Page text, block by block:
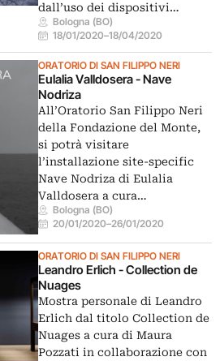
dall’uso dei dispositivi…
Bologna (BO)
18/01/2020–18/04/2020
ORATORIO DI SAN FILIPPO NERI
Eulalia Valldosera - Nave
Nodriza
All’Oratorio San Filippo Neri
della Fondazione del Monte,
si potrà visitare
l’installazione site-specific
Nave Nodriza di Eulalia
Valldosera a cura…
Bologna (BO)
20/01/2020–26/01/2020
ORATORIO DI SAN FILIPPO NERI
Leandro Erlich - Collection de
Nuages
Mostra personale di Leandro
Erlich dal titolo Collection de
Nuages a cura di Maura
Pozzati in collaborazione con